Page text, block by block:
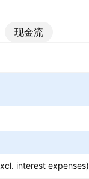
现金流
interest expenses)